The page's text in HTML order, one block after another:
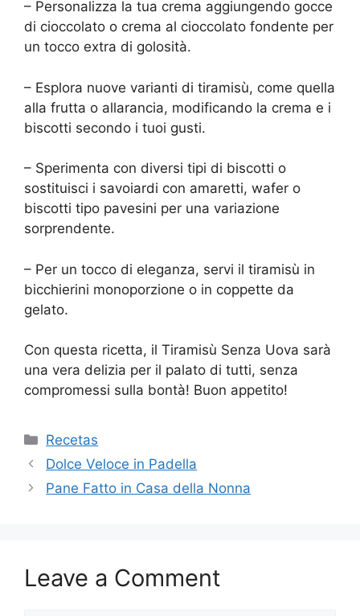
– Personalizza la tua crema aggiungendo gocce
di cioccolato o crema al cioccolato fondente per
un tocco extra di golosità.
– Esplora nuove varianti di tiramisù, come quella
alla frutta o allarancia, modificando la crema e i
biscotti secondo i tuoi gusti.
– Sperimenta con diversi tipi di biscotti o
sostituisci i savoiardi con amaretti, wafer o
biscotti tipo pavesini per una variazione
sorprendente.
– Per un tocco di eleganza, servi il tiramisù in
bicchierini monoporzione o in coppette da
gelato.
Con questa ricetta, il Tiramisù Senza Uova sarà
una vera delizia per il palato di tutti, senza
compromessi sulla bontà! Buon appetito!
Categories
Recetas
Dolce Veloce in Padella
Pane Fatto in Casa della Nonna
Leave a Comment